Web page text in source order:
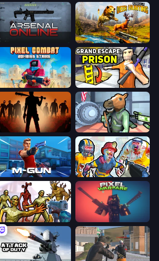
Arsenal Online Jungle Deer Hunting
Pixel Combat: Zombies Strike Grand Escape: Prison
Deads on the Road Bank Robbery
Muscle Gun.IO Zombies Shooter: Part 2
Monster Shooter Apocalypse Pixel Warfare